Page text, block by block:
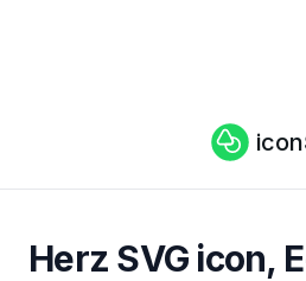
icon
Herz SVG icon,